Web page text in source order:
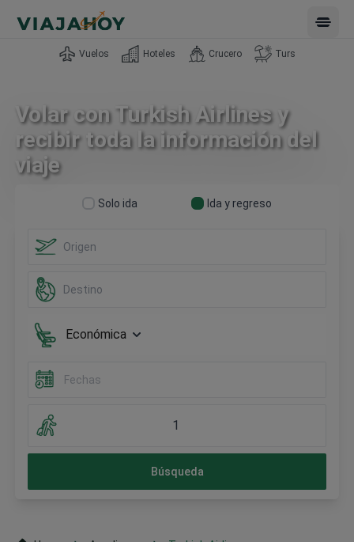
Open
Vuelos Hoteles Crucero Turs
Volar con Turkish Airlines y
recibir toda la información del
viaje
Solo ida Ida y regreso
Económica
1
Búsqueda